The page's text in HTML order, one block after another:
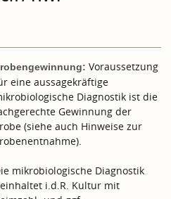
Voraussetzung
eine aussagekräftige
Diagnostik ist die
Gewinnung der
(siehe auch Hinweise zur
).
mikrobiologische Diagnostik
i.d.R. Kultur mit